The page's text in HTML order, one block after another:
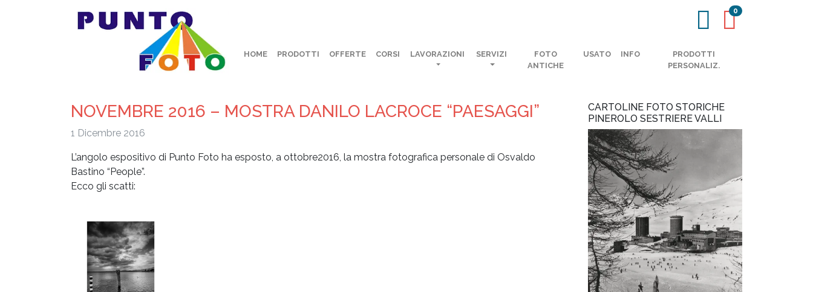
0
HOME PRODOTTI OFFERTE CORSI LAVORAZIONI SERVIZI
FOTO
ANTICHE
USATO INFO
PRODOTTI
PERSONALIZ.
NOVEMBRE 2016 – MOSTRA DANILO LACROCE “PAESAGGI”
1 Dicembre 2016
L’angolo espositivo di Punto Foto ha esposto, a ottobre2016, la mostra fotografica personale di Osvaldo
Bastino “People”.
Ecco gli scatti:
CARTOLINE FOTO STORICHE
PINEROLO SESTRIERE VALLI